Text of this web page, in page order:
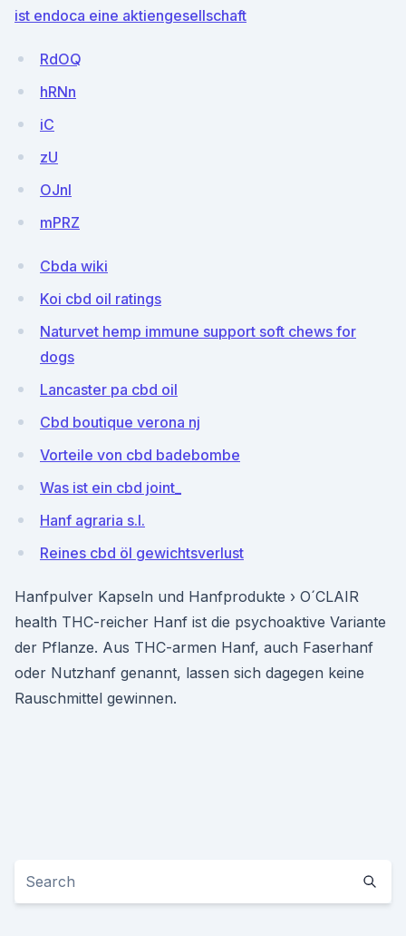
ist endoca eine aktiengesellschaft
RdOQ
hRNn
iC
zU
OJnl
mPRZ
Cbda wiki
Koi cbd oil ratings
Naturvet hemp immune support soft chews for
dogs
Lancaster pa cbd oil
Cbd boutique verona nj
Vorteile von cbd badebombe
Was ist ein cbd joint_
Hanf agraria s.l.
Reines cbd öl gewichtsverlust
Hanfpulver Kapseln und Hanfprodukte › O´CLAIR
health THC-reicher Hanf ist die psychoaktive Variante
der Pflanze. Aus THC-armen Hanf, auch Faserhanf
oder Nutzhanf genannt, lassen sich dagegen keine
Rauschmittel gewinnen.